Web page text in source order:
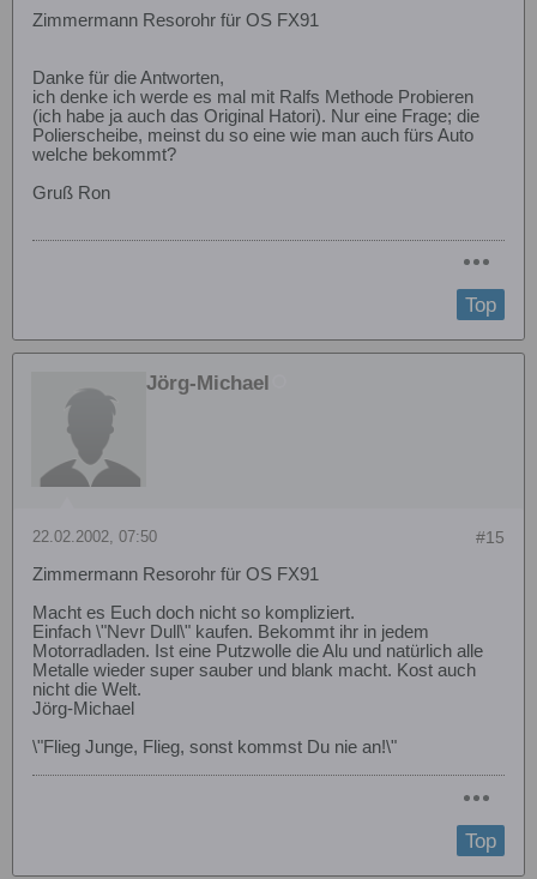
Zimmermann Resorohr für OS FX91
Danke für die Antworten,
ich denke ich werde es mal mit Ralfs Methode Probieren
(ich habe ja auch das Original Hatori). Nur eine Frage; die
Polierscheibe, meinst du so eine wie man auch fürs Auto
welche bekommt?
Gruß Ron
Top
Jörg-Michael
#15
22.02.2002, 07:50
Zimmermann Resorohr für OS FX91
Macht es Euch doch nicht so kompliziert.
Einfach \"Nevr Dull\" kaufen. Bekommt ihr in jedem
Motorradladen. Ist eine Putzwolle die Alu und natürlich alle
Metalle wieder super sauber und blank macht. Kost auch
nicht die Welt.
Jörg-Michael
\"Flieg Junge, Flieg, sonst kommst Du nie an!\"
Top